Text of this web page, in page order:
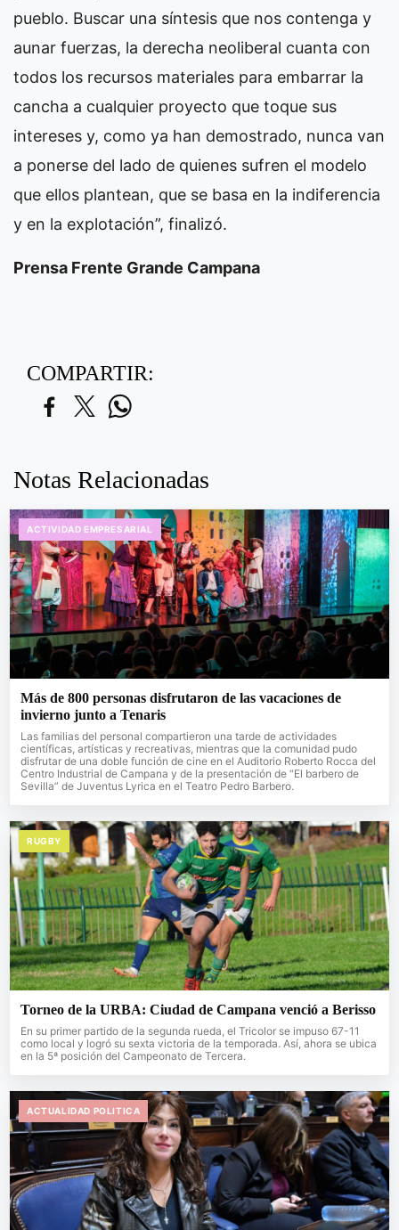
pueblo. Buscar una síntesis que nos contenga y
aunar fuerzas, la derecha neoliberal cuanta con
todos los recursos materiales para embarrar la
cancha a cualquier proyecto que toque sus
intereses y, como ya han demostrado, nunca van
a ponerse del lado de quienes sufren el modelo
que ellos plantean, que se basa en la indiferencia
y en la explotación”, finalizó.
Prensa Frente Grande Campana
COMPARTIR:
Notas Relacionadas
ACTIVIDAD EMPRESARIAL
Más de 800 personas disfrutaron de las vacaciones de
invierno junto a Tenaris
Las familias del personal compartieron una tarde de actividades
científicas, artísticas y recreativas, mientras que la comunidad pudo
disfrutar de una doble función de cine en el Auditorio Roberto Rocca del
Centro Industrial de Campana y de la presentación de “El barbero de
Sevilla” de Juventus Lyrica en el Teatro Pedro Barbero.
RUGBY
Torneo de la URBA: Ciudad de Campana venció a Berisso
En su primer partido de la segunda rueda, el Tricolor se impuso 67-11
como local y logró su sexta victoria de la temporada. Así, ahora se ubica
en la 5ª posición del Campeonato de Tercera.
ACTUALIDAD POLITICA